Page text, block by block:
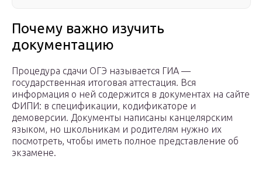
Почему важно изучить
документацию
Процедура сдачи ОГЭ называется ГИА —
государственная итоговая аттестация. Вся
информация о ней содержится в документах на сайте
ФИПИ: в спецификации, кодификаторе и
демоверсии. Документы написаны канцелярским
языком, но школьникам и родителям нужно их
посмотреть, чтобы иметь полное представление об
экзамене.